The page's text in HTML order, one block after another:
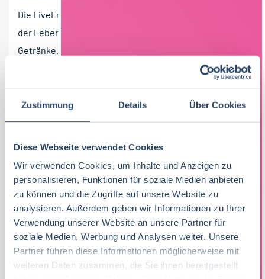
Zustimmung Details Über Cookies
Diese Webseite verwendet Cookies
Wir verwenden Cookies, um Inhalte und Anzeigen zu
personalisieren, Funktionen für soziale Medien anbieten
zu können und die Zugriffe auf unsere Website zu
analysieren. Außerdem geben wir Informationen zu Ihrer
Verwendung unserer Website an unsere Partner für
soziale Medien, Werbung und Analysen weiter. Unsere
Partner führen diese Informationen möglicherweise mit
weiteren Daten zusammen, die Sie ihnen bereitgestellt
Die LiveFresh GmbH ist ein innovatives Unternehmen
der Lebensmittelindustrie für frische und funktionelle
Getränke. Seit Gründung im Jahr 2016 hat sich
26-07-2026
RAU | FOOD RECRUITMENT GmbH
Neuhausen ob Eck mit Home Office
BÄCKER / BÄCKERMEISTER /